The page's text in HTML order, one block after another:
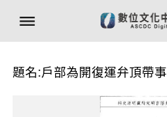
題名:戶部為開復運弁頂帶事